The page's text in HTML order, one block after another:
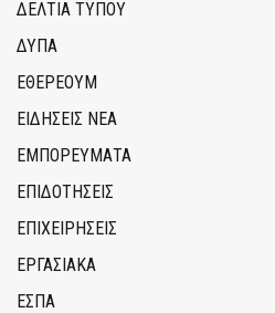
ΔΕΛΤΙΑ ΤΥΠΟΥ
ΔΥΠΑ
ΕΘΈΡΕΟΥΜ
ΕΙΔΗΣΕΙΣ ΝΕΑ
ΕΜΠΟΡΕΥΜΑΤΑ
ΕΠΙΔΟΤΗΣΕΙΣ
ΕΠΙΧΕΙΡΗΣΕΙΣ
ΕΡΓΑΣΙΑΚΑ
ΕΣΠΑ